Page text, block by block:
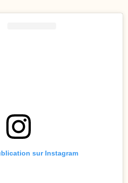
sur Instagram